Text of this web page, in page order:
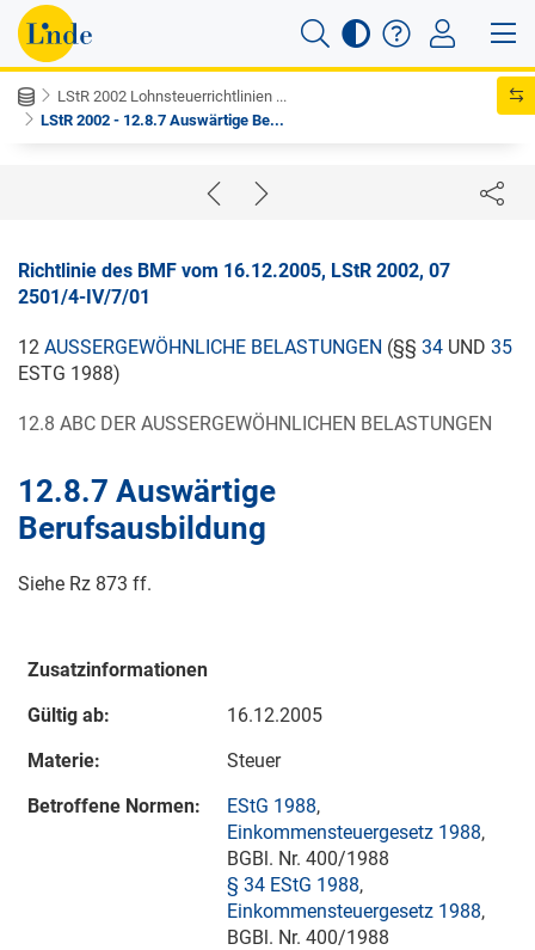
LStR 2002 Lohnsteuerrichtlinien ...
LStR 2002 - 12.8.7 Auswärtige Be...
Richtlinie des BMF vom 16.12.2005, LStR 2002, 07
2501/4-IV/7/01
12 AUSSERGEWÖHNLICHE BELASTUNGEN (§§ 34 UND 35
ESTG 1988)
12.8 ABC DER AUSSERGEWÖHNLICHEN BELASTUNGEN
12.8.7 Auswärtige
Berufsausbildung
Siehe Rz 873 ff.
Zusatzinformationen
Gültig ab:
16.12.2005
Materie:
Steuer
Betroffene Normen:
EStG 1988,
Einkommensteuergesetz 1988,
BGBl. Nr. 400/1988
§ 34 EStG 1988,
Einkommensteuergesetz 1988,
BGBl. Nr. 400/1988